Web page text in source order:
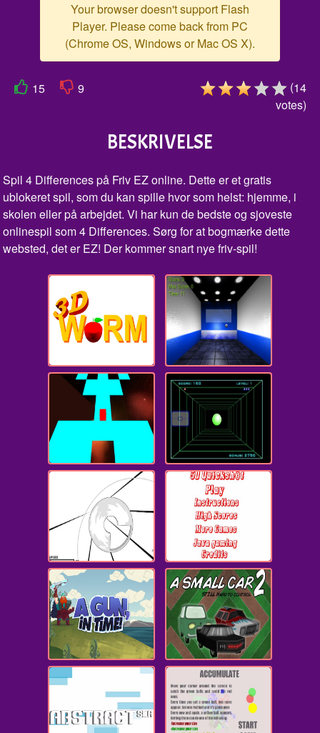
Your browser doesn't support Flash
Player. Please come back from PC
(Chrome OS, Windows or Mac OS X).
15 9 (14
votes)
BESKRIVELSE
Spil 4 Differences på Friv EZ online. Dette er et gratis
ublokeret spil, som du kan spille hvor som helst: hjemme, i
skolen eller på arbejdet. Vi har kun de bedste og sjoveste
onlinespil som 4 Differences. Sørg for at bogmærke dette
websted, det er EZ! Der kommer snart nye friv-spil!